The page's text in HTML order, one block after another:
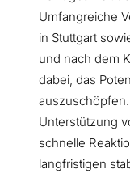
Umfangreiche
in Stuttgart
und nach dem
dabei, das
Unterstützung
schnelle
langfristigen